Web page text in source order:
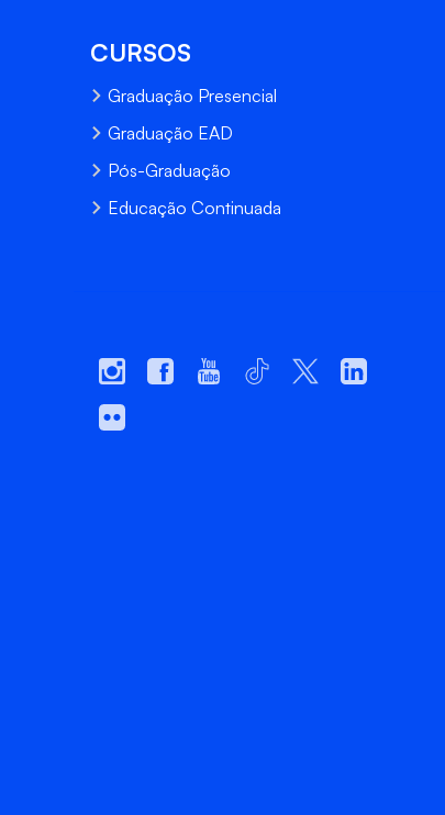
CURSOS
Graduação Presencial
Graduação EAD
Pós-Graduação
Educação Continuada